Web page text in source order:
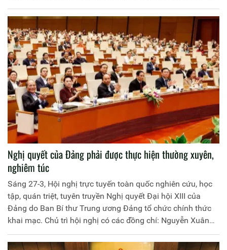
độ tinh thần yêu nước, ý chí tự lực, tự cường, sức mạnh đại
đoàn kết toàn dân tộc và khát vọng phát triển đất nước
phồn vinh, hạnh phúc, thực hiện thắng lợi Nghị quyết Đại
hội XIII của Đảng…
Nghị quyết của Đảng phải được thực hiện thường xuyên,
nghiêm túc
Sáng 27-3, Hội nghị trực tuyến toàn quốc nghiên cứu, học
tập, quán triệt, tuyên truyền Nghị quyết Đại hội XIII của
Đảng do Ban Bí thư Trung ương Đảng tổ chức chính thức
khai mạc. Chủ trì hội nghị có các đồng chí: Nguyễn Xuân
Phúc - Ủy viên Bộ Chính trị, Thủ tướng Chính phủ; Nguyễn
Thị Kim Ngân - Ủy viên Bộ Chính trị khóa XII, Chủ tịch Quốc